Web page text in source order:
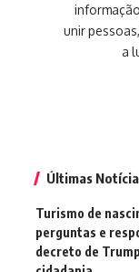
unir
a
Últimas
Turismo de
perguntas e
decreto de